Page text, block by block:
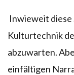
Inwieweit diese
Kulturtechnik
abzuwarten.
einfältigen